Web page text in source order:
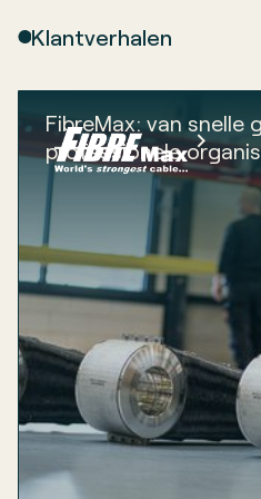
Klantverhalen
FibreMax: van snelle
professionele